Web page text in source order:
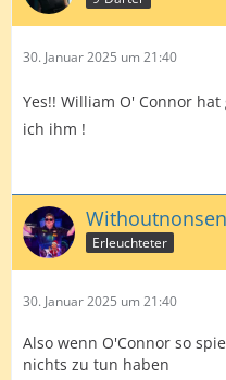
30. Januar 2025 um 21:40
Yes!! William O' Connor hat
ich ihm !
Erleuchteter
30. Januar 2025 um 21:40
Also wenn O'Connor so
nichts zu tun haben